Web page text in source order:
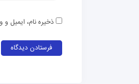
ذخیره نام، ایمیل